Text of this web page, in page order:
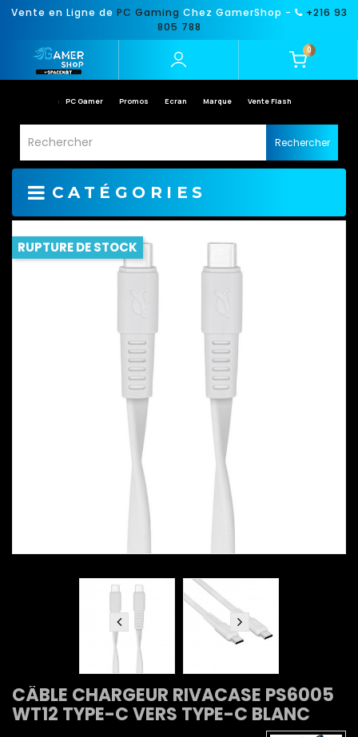
Vente en Ligne de PC Gaming Chez GamerShop -
+216 93
805 788
0
PC Gamer Promos Ecran Marque Vente Flash
Rechercher
CATÉGORIES
RUPTURE DE STOCK
CÂBLE CHARGEUR RIVACASE PS6005
WT12 TYPE-C VERS TYPE-C BLANC